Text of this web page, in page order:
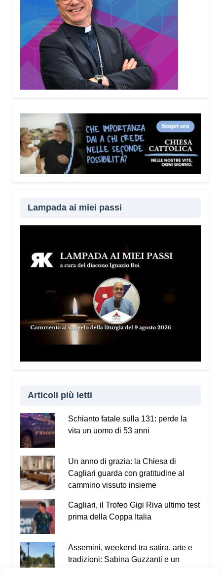
Lampada ai miei passi
Articoli più letti
Schianto fatale sulla 131: perde la
vita un uomo di 53 anni
Un anno di grazia: la Chiesa di
Cagliari guarda con gratitudine al
cammino vissuto insieme
Cagliari, il Trofeo Gigi Riva ultimo test
prima della Coppa Italia
Assemini, weekend tra satira, arte e
tradizioni: Sabina Guzzanti e un